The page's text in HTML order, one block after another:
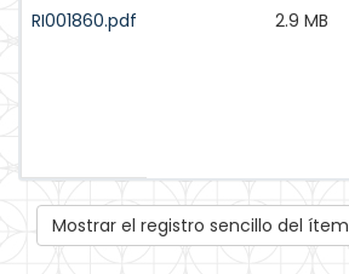
RI001860.pdf 2.9 MB
Mostrar el registro sencillo del ítem